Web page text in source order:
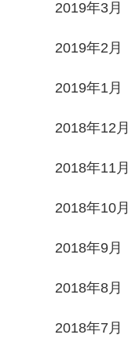
2019年3月
2019年2月
2019年1月
2018年12月
2018年11月
2018年10月
2018年9月
2018年8月
2018年7月